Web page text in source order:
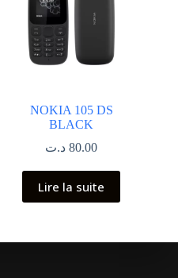
NOKIA 105 DS
BLACK
80.00 د.ت
Lire la suite